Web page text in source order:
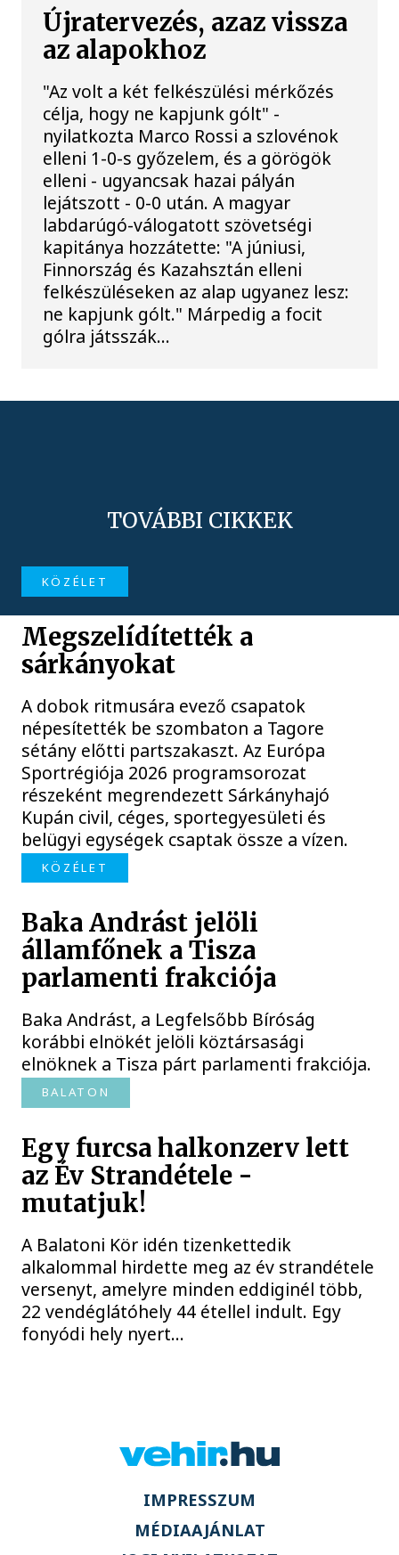
Újratervezés, azaz vissza
az alapokhoz
"Az volt a két felkészülési mérkőzés
célja, hogy ne kapjunk gólt" -
nyilatkozta Marco Rossi a szlovénok
elleni 1-0-s győzelem, és a görögök
elleni - ugyancsak hazai pályán
lejátszott - 0-0 után. A magyar
labdarúgó-válogatott szövetségi
kapitánya hozzátette: "A júniusi,
Finnország és Kazahsztán elleni
felkészüléseken az alap ugyanez lesz:
ne kapjunk gólt." Márpedig a focit
gólra játsszák...
TOVÁBBI CIKKEK
KÖZÉLET
Megszelídítették a
sárkányokat
A dobok ritmusára evező csapatok
népesítették be szombaton a Tagore
sétány előtti partszakaszt. Az Európa
Sportrégiója 2026 programsorozat
részeként megrendezett Sárkányhajó
Kupán civil, céges, sportegyesületi és
belügyi egységek csaptak össze a vízen.
KÖZÉLET
Baka Andrást jelöli
államfőnek a Tisza
parlamenti frakciója
Baka Andrást, a Legfelsőbb Bíróság
korábbi elnökét jelöli köztársasági
elnöknek a Tisza párt parlamenti frakciója.
BALATON
Egy furcsa halkonzerv lett
az Év Strandétele -
mutatjuk!
A Balatoni Kör idén tizenkettedik
alkalommal hirdette meg az év strandétele
versenyt, amelyre minden eddiginél több,
22 vendéglátóhely 44 étellel indult. Egy
fonyódi hely nyert...
IMPRESSZUM
MÉDIAAJÁNLAT